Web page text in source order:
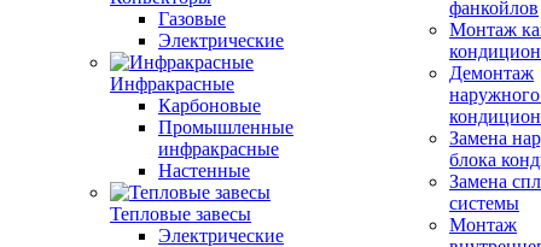
Газовые
Электрические
Инфракрасные
Карбоновые
Промышленные
инфракрасные
Настенные
Тепловые завесы
Электрические
фанкойлов
Монтаж
Демонтаж
Замена
блока
Замена
системы
Монтаж